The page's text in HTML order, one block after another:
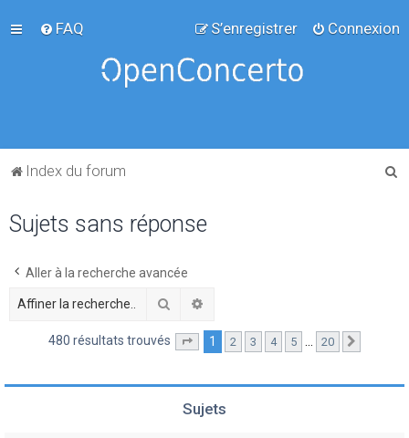
FAQ Connexion
S’enregistrer
Index du forum
Sujets sans réponse
Aller à la recherche avancée
Rechercher
480 résultats trouvés Page sur20
1 2 3 4 5 … 20
Sujets